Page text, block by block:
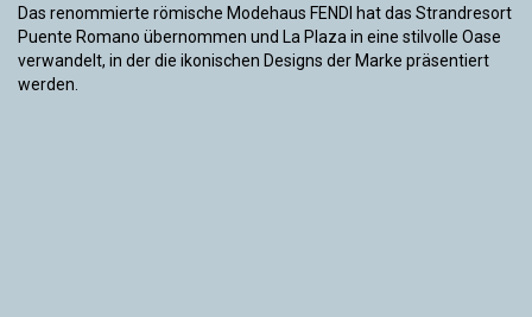
Das renommierte römische Modehaus FENDI hat das Strandresort
Puente Romano übernommen und La Plaza in eine stilvolle Oase
verwandelt, in der die ikonischen Designs der Marke präsentiert
werden.